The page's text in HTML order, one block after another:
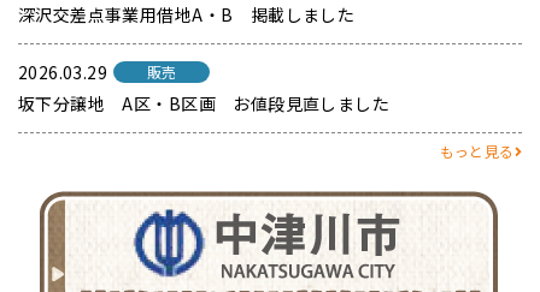
深沢交差点事業用借地A・B 掲載しました
2026.03.29 販売
坂下分譲地 A区・B区画 お値段見直しました
もっと見る